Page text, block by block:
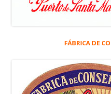
FÁBRICA DE